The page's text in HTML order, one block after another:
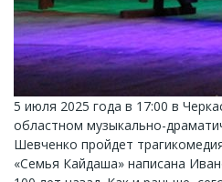
5 июля 2025 года в 17:00 в
областном музыкально-
Шевченко пройдет
«Семья Кайдаша» написана